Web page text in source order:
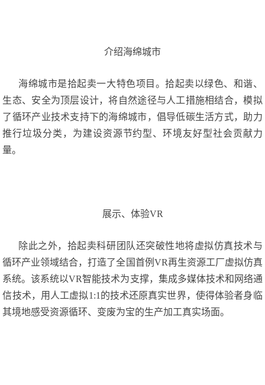
介绍海绵城市
海绵城市是拾起卖一大特色项目。拾起卖以绿色、和谐、
生态、安全为顶层设计，将自然途径与人工措施相结合，模拟
了循环产业技术支持下的海绵城市，倡导低碳生活方式，助力
推行垃圾分类，为建设资源节约型、环境友好型社会贡献力
量。
展示、体验VR
除此之外，拾起卖科研团队还突破性地将虚拟仿真技术与
循环产业领域结合，打造了全国首例VR再生资源工厂虚拟仿真
系统。该系统以VR智能技术为支撑，集成多媒体技术和网络通
信技术，用人工虚拟1:1的技术还原真实世界，使得体验者身临
其境地感受资源循环、变废为宝的生产加工真实场面。